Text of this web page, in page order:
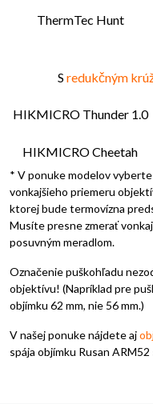
ThermTec Hunt
S redukčným
HIKMICRO Thunder 1.0
HIKMICRO Cheetah
* V ponuke modelov
vonkajšieho priemeru
ktorej bude termovízna
Musíte presne zmerať
posuvným meradlom.
Označenie puškohľadu
objektívu! (Napríklad pre
objímku 62 mm, nie 56 mm.)
V našej ponuke nájdete aj
spája objímku Rusan